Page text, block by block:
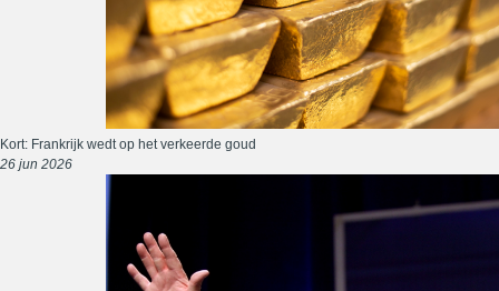
Kort: Frankrijk wedt op het verkeerde goud
26 jun 2026